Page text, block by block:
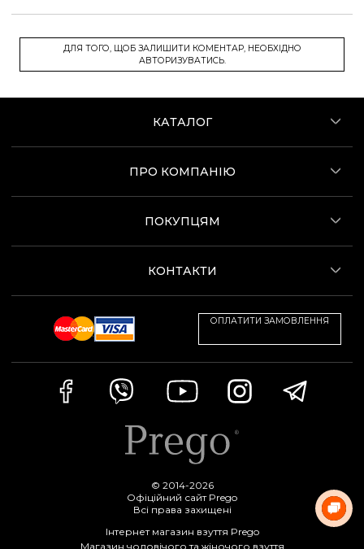
ДЛЯ ТОГО, ЩОБ ЗАЛИШИТИ КОМЕНТАР, НЕОБХІДНО
АВТОРИЗУВАТИСЬ.
КАТАЛОГ
ПРО КОМПАНІЮ
ПОКУПЦЯМ
КОНТАКТИ
ОПЛАТИТИ ЗАМОВЛЕННЯ
© 2014-2026
Офіційний сайт Prego
Всі права захищені
Інтернет магазин взуття Prego
Магазин чоловічого та жіночого взуття